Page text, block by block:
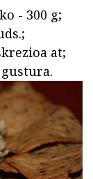
- 300 g;
at;